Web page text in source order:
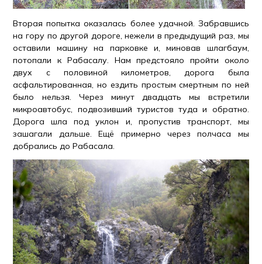
Вторая попытка оказалась более удачной. Забравшись
на гору по другой дороге, нежели в предыдущий раз, мы
оставили машину на парковке и, миновав шлагбаум,
потопали к Рабасалу. Нам предстояло пройти около
двух с половиной километров, дорога была
асфальтированная, но ездить простым смертным по ней
было нельзя. Через минут двадцать мы встретили
микроавтобус, подвозивший туристов туда и обратно.
Дорога шла под уклон и, пропустив транспорт, мы
зашагали дальше. Ещё примерно через полчаса мы
добрались до Рабасала.